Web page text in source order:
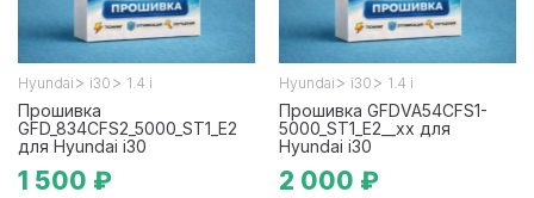
Hyundai > i30 > 1.4 i
Прошивка
GFD_834CFS2_5000_ST1_E2
для Hyundai i30
1 500 ₽
Hyundai > i30 > 1.4 i
Прошивка GFDVA54CFS1-
5000_ST1_E2__xx для
Hyundai i30
2 000 ₽